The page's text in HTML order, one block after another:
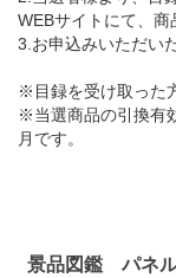
WEBサイトにて、商
3.お申込みいただい
※目録を受け取った
※当選商品の引換有
月です。
景品図鑑 パネ